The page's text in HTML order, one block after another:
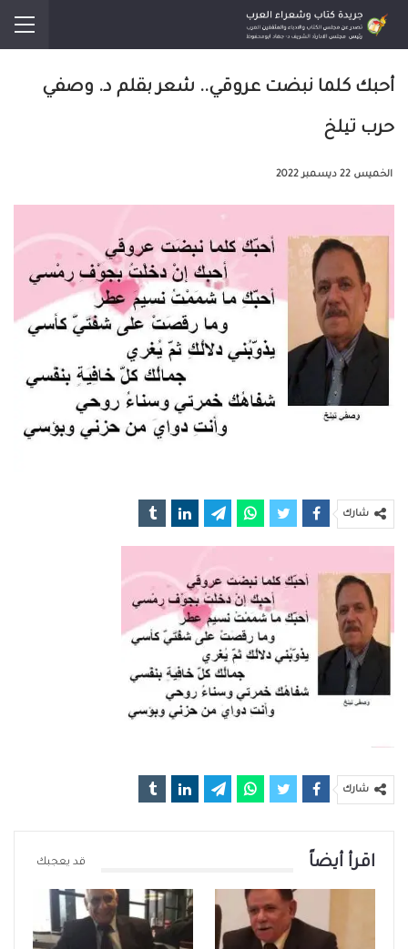
أحبك كلما نبضت عروقي.. شعر بقلم د. وصفي
حرب تيلخ
الخميس 22 ديسمبر 2022
شارك
شارك
اقرأ أيضاً قد يعجبك